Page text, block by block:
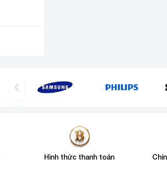
Hình thức thanh toán